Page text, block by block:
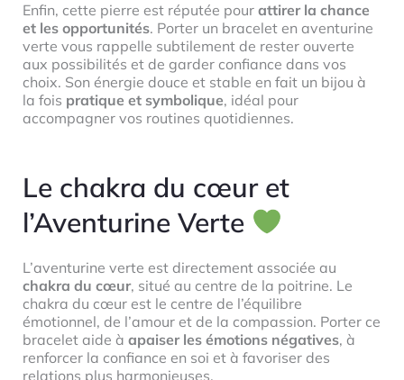
Enfin, cette pierre est réputée pour attirer la chance
et les opportunités. Porter un bracelet en aventurine
verte vous rappelle subtilement de rester ouverte
aux possibilités et de garder confiance dans vos
choix. Son énergie douce et stable en fait un bijou à
la fois pratique et symbolique, idéal pour
accompagner vos routines quotidiennes.
Le chakra du cœur et
l’Aventurine Verte
L’aventurine verte est directement associée au
chakra du cœur, situé au centre de la poitrine. Le
chakra du cœur est le centre de l’équilibre
émotionnel, de l’amour et de la compassion. Porter ce
bracelet aide à apaiser les émotions négatives, à
renforcer la confiance en soi et à favoriser des
relations plus harmonieuses.